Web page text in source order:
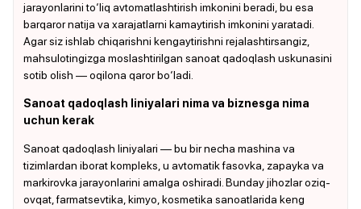
jarayonlarini to‘liq avtomatlashtirish imkonini beradi, bu esa
barqaror natija va xarajatlarni kamaytirish imkonini yaratadi.
Agar siz ishlab chiqarishni kengaytirishni rejalashtirsangiz,
mahsulotingizga moslashtirilgan sanoat qadoqlash uskunasini
sotib olish — oqilona qaror bo‘ladi.
Sanoat qadoqlash liniyalari nima va biznesga nima
uchun kerak
Sanoat qadoqlash liniyalari — bu bir necha mashina va
tizimlardan iborat kompleks, u avtomatik fasovka, zapayka va
markirovka jarayonlarini amalga oshiradi. Bunday jihozlar oziq-
ovqat, farmatsevtika, kimyo, kosmetika sanoatlarida keng